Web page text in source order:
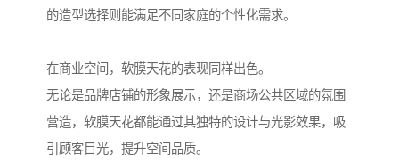
的造型选择则能满足不同家庭的个性化需求。
在商业空间，软膜天花的表现同样出色。
无论是品牌店铺的形象展示，还是商场公共区域的氛围
营造，软膜天花都能通过其独特的设计与光影效果，吸
引顾客目光，提升空间品质。